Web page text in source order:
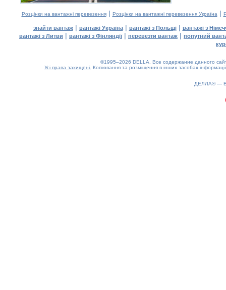
Розцінки на вантажні перевезення| Розцінки на вантажні перевезення Україна |
знайти вантаж| вантажі Україна| вантажі з Польщі| вантажі з
вантажі з Литви | вантажі з Фінляндії| перевезти вантаж | попутний
©1995–2026 DELLA. Все содержание данного
Усі права захищені. Копіювання та розміщення в інших засобах
ДЕЛЛА® —